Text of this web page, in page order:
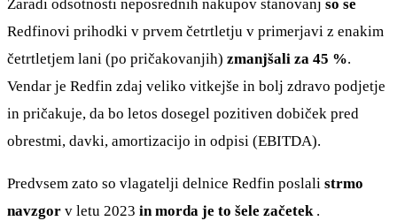
Zaradi odsotnosti neposrednih nakupov stanovanj so se
Redfinovi prihodki v prvem četrtletju v primerjavi z enakim
četrtletjem lani (po pričakovanjih) zmanjšali za 45 %.
Vendar je Redfin zdaj veliko vitkejše in bolj zdravo podjetje
in pričakuje, da bo letos dosegel pozitiven dobiček pred
obrestmi, davki, amortizacijo in odpisi (EBITDA).
Predvsem zato so vlagatelji delnice Redfin poslali strmo
navzgor v letu 2023 in morda je to šele začetek .